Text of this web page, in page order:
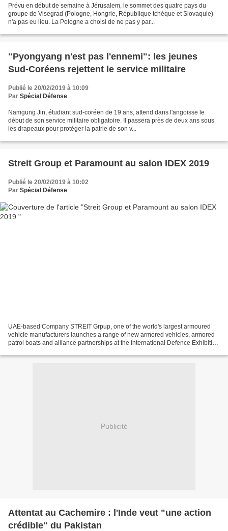
Prévu en début de semaine à Jérusalem, le sommet des quatre pays du
groupe de Visegrad (Pologne, Hongrie, République tchèque et Slovaquie)
n'a pas eu lieu. La Pologne a choisi de ne pas y par...
"Pyongyang n'est pas l'ennemi": les jeunes
Sud-Coréens rejettent le service militaire
Publié le 20/02/2019 à 10:09
Par Spécial Défense
Namgung Jin, étudiant sud-coréen de 19 ans, attend dans l'angoisse le
début de son service militaire obligatoire. Il passera près de deux ans sous
les drapeaux pour protéger la patrie de son v...
Streit Group et Paramount au salon IDEX 2019
Publié le 20/02/2019 à 10:02
Par Spécial Défense
UAE-based Company STREIT Grpup, one of the world's largest armoured
vehicle manufacturers launches a range of new armored vehicles, armored
patrol boats and alliance partnerships at the International Defence Exhibition
Publicité
Attentat au Cachemire : l'Inde veut "une action
crédible" du Pakistan